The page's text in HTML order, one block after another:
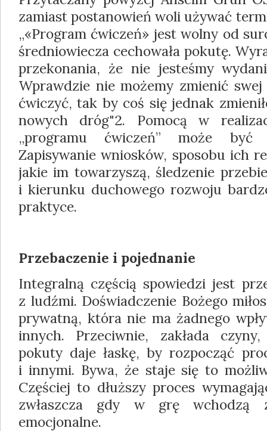
zamiast postanowień woli używać
„«Program ćwiczeń» jest wolny od
średniowiecza cechowała pokutę.
przekonania, że nie jesteśmy
Wprawdzie nie możemy zmienić
ćwiczyć, tak by coś się jednak
nowych dróg"2. Pomocą w
„programu ćwiczeń” może być
Zapisywanie wniosków, sposobu ich
jakie im towarzyszą, śledzenie
i kierunku duchowego rozwoju
praktyce.
Przebaczenie i pojednanie
Integralną częścią spowiedzi jest
z ludźmi. Doświadczenie Bożego
prywatną, która nie ma żadnego
innych. Przeciwnie, zakłada czyny,
pokuty daje łaskę, by rozpocząć
i innymi. Bywa, że staje się to
Częściej to dłuższy proces
zwłaszcza gdy w grę wchodzą
emocjonalne.